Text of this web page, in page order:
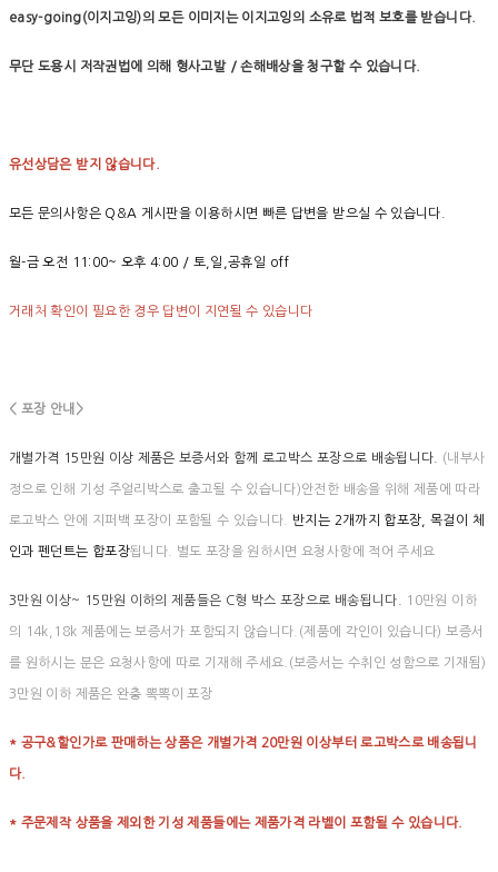
easy-going(이지고잉)의 모든 이미지는 이지고잉의 소유로 법적 보호를 받습니다.
무단 도용시 저작권법에 의해 형사고발 / 손해배상을 청구할 수 있습니다.
유선상담은 받지 않습니다.
모든 문의사항은 Q&A 게시판을 이용하시면 빠른 답변을 받으실 수 있습니다.
월-금 오전 11:00~ 오후 4:00 / 토,일,공휴일 off
거래처 확인이 필요한 경우 답변이 지연될 수 있습니다
< 포장 안내>
개별가격 15만원 이상 제품은 보증서와 함께 로고박스 포장으로 배송됩니다. (내부사
정으로 인해 기성 주얼리박스로 출고될 수 있습니다)안전한 배송을 위해 제품에 따라
로고박스 안에 지퍼백 포장이 포함될 수 있습니다. 반지는 2개까지 합포장, 목걸이 체
인과 펜던트는 합포장됩니다. 별도 포장을 원하시면 요청사항에 적어 주세요
3만원 이상~ 15만원 이하의 제품들은 C형 박스 포장으로 배송됩니다. 10만원 이하
의 14k,18k 제품에는 보증서가 포함되지 않습니다.(제품에 각인이 있습니다) 보증서
를 원하시는 분은 요청사항에 따로 기재해 주세요.(보증서는 수취인 성함으로 기재됨)
3만원 이하 제품은 완충 뽁뽁이 포장
* 공구&할인가로 판매하는 상품은 개별가격 20만원 이상부터 로고박스로 배송됩니
다.
* 주문제작 상품을 제외한 기성 제품들에는 제품가격 라벨이 포함될 수 있습니다.